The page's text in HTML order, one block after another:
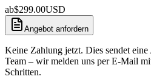
ab$299.00USD
Angebot anfordern
Keine Zahlung jetzt. Dies sendet eine
Team – wir melden uns per E-Mail
Schritten.